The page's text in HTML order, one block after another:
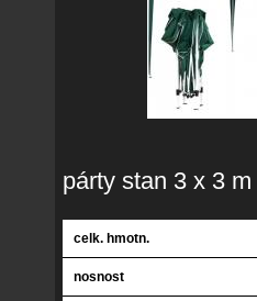
párty stan 3 x 3 m
celk. hmotn.
nosnost